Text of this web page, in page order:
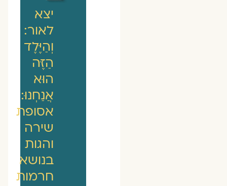
יצא
לאור:
וְהַיֶּלֶד
הַזֶּה
הוּא
אֲנַחְנוּ:
אסופת
שירה
והגות
בנושא
חרמות